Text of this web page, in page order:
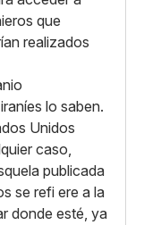
que
realizados
lo saben.
Unidos
caso,
publicada
se refi ere a la
donde esté, ya